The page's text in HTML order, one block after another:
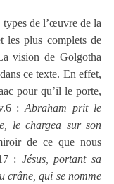
types de l’œuvre de la
les plus complets de
vision de Golgotha
ce texte. En effet,
pour qu’il le porte,
v.6 : Abraham prit le
le chargea sur son
de ce que nous
: Jésus, portant sa
crâne, qui se nomme